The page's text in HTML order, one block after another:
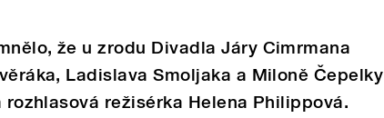
že u zrodu Divadla Járy Cimrmana
Ladislava Smoljaka a Miloně Čepelky
rozhlasová režisérka Helena Philippová.